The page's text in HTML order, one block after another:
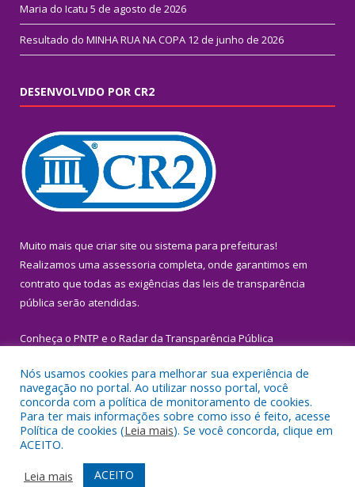
Maria do Icatu 5 de agosto de 2026
Resultado do MINHA RUA NA COPA 12 de junho de 2026
DESENVOLVIDO POR CR2
Muito mais que criar site ou sistema para prefeituras!
Realizamos uma assessoria completa, onde garantimos em
contrato que todas as exigências das leis de transparência
pública serão atendidas.
Conheça o PNTP e o Radar da Transparência Pública
Todos os direitos reservados a Prefeitura Municipal de Igarapé-
Miri.
Mapa do Site
Acessar Área Administrativa
Nós usamos cookies para melhorar sua experiência de
navegação no portal. Ao utilizar nosso portal, você
concorda com a política de monitoramento de cookies.
Para ter mais informações sobre como isso é feito, acesse
Política de cookies (Leia mais). Se você concorda, clique em
ACEITO.
Leia mais
ACEITO